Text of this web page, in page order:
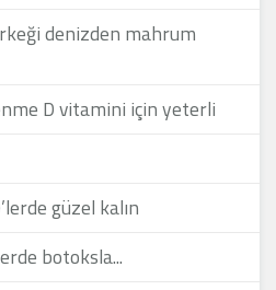
denizden mahrum
D vitamini için yeterli
güzel kalın
botoksla...